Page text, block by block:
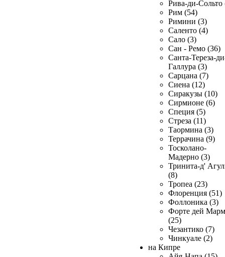
Рива-ди-Сольто
Рим (54)
Римини (3)
Саленто (4)
Сало (3)
Сан - Ремо (36)
Санта-Тереза-
Галлура (3)
Сарцана (7)
Сиена (12)
Сиракузы (10)
Сирмионе (6)
Специя (5)
Стреза (11)
Таормина (3)
Террачина (9)
Тосколано-
Мадерно (3)
Тринита-д'
(8)
Тропеа (23)
Флоренция (51)
Фоллоника (3)
Форте дей
(25)
Чезантико (7)
Чинкуале (2)
на Кипре